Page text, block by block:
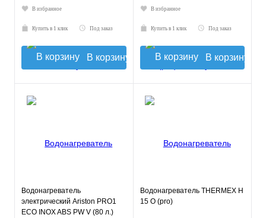
В избранное
Купить в 1 клик Под заказ
В корзину
В избранное
Купить в 1 клик Под заказ
В корзину
Водонагреватель
электрический Ariston PRO1
ECO INOX ABS PW V (80 л.)
Водонагреватель THERMEX Н
15 О (pro)